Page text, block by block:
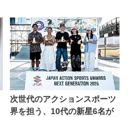
次世代のアクションスポーツ
界を担う、10代の新星6名が